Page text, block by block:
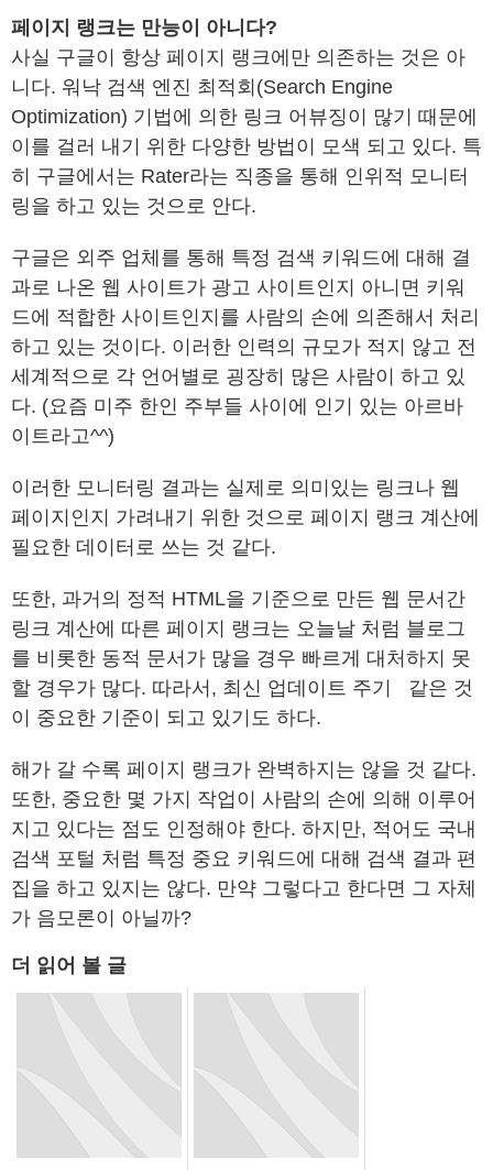
페이지 랭크는 만능이 아니다?
사실 구글이 항상 페이지 랭크에만 의존하는 것은 아
니다. 워낙 검색 엔진 최적회(Search Engine
Optimization) 기법에 의한 링크 어뷰징이 많기 때문에
이를 걸러 내기 위한 다양한 방법이 모색 되고 있다. 특
히 구글에서는 Rater라는 직종을 통해 인위적 모니터
링을 하고 있는 것으로 안다.
구글은 외주 업체를 통해 특정 검색 키워드에 대해 결
과로 나온 웹 사이트가 광고 사이트인지 아니면 키워
드에 적합한 사이트인지를 사람의 손에 의존해서 처리
하고 있는 것이다. 이러한 인력의 규모가 적지 않고 전
세계적으로 각 언어별로 굉장히 많은 사람이 하고 있
다. (요즘 미주 한인 주부들 사이에 인기 있는 아르바
이트라고^^)
이러한 모니터링 결과는 실제로 의미있는 링크나 웹
페이지인지 가려내기 위한 것으로 페이지 랭크 계산에
필요한 데이터로 쓰는 것 같다.
또한, 과거의 정적 HTML을 기준으로 만든 웹 문서간
링크 계산에 따른 페이지 랭크는 오늘날 처럼 블로그
를 비롯한 동적 문서가 많을 경우 빠르게 대처하지 못
할 경우가 많다. 따라서, 최신 업데이트 주기 같은 것
이 중요한 기준이 되고 있기도 하다.
해가 갈 수록 페이지 랭크가 완벽하지는 않을 것 같다.
또한, 중요한 몇 가지 작업이 사람의 손에 의해 이루어
지고 있다는 점도 인정해야 한다. 하지만, 적어도 국내
검색 포털 처럼 특정 중요 키워드에 대해 검색 결과 편
집을 하고 있지는 않다. 만약 그렇다고 한다면 그 자체
가 음모론이 아닐까?
더 읽어 볼 글